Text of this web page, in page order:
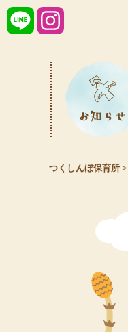
つくしんぼ保育所 >